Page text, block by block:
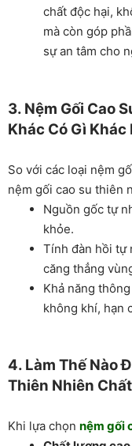
chất độc hại,
mà còn góp
sự an tâm cho
3. Nệm Gối Cao
Khác Có Gì Khác
So với các loại nệm
nệm gối cao su thiên
Nguồn gốc tự
khỏe.
Tính đàn hồi tự
căng thẳng
Khả năng
không khí, hạn
4. Làm Thế Nào
Thiên Nhiên
Khi lựa chọn nệm gối